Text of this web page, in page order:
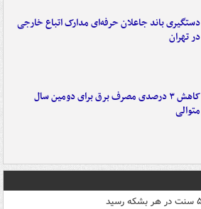
دستگیری باند جاعلان حرفه‌ای مدارک اتباع خارجی
در تهران
کاهش ۳ درصدی مصرف برق برای دومین سال
متوالی